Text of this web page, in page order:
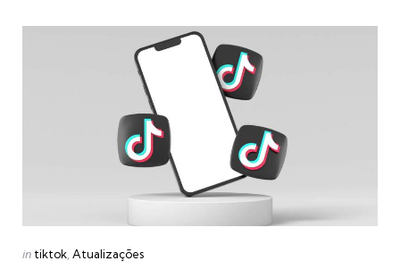
Categories
Posted
in tiktok Atualizações